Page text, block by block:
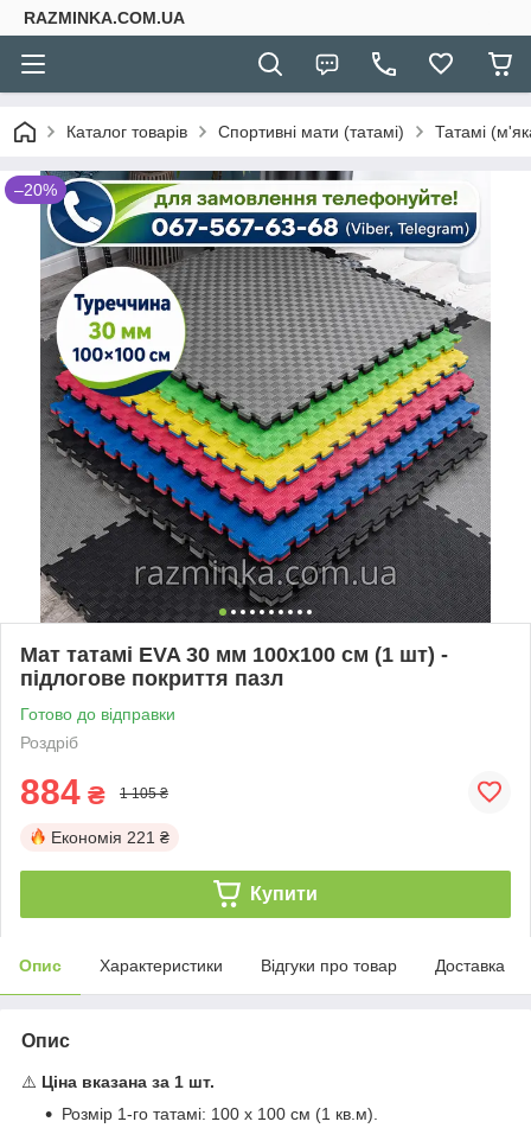
RAZMINKA.COM.UA
Каталог товарів Спортивні мати (татамі) Татамі
–20%
Мат татамі EVA 30 мм 100х100 см (1 шт) -
підлогове покриття пазл
Готово до відправки
Роздріб
884 ₴ 1 105 ₴
Економія 221 ₴
Купити
Опис Характеристики Відгуки про товар Доставка
Опис
⚠️ Ціна вказана за 1 шт.
Розмір 1-го татамі: 100 х 100 см (1 кв.м).